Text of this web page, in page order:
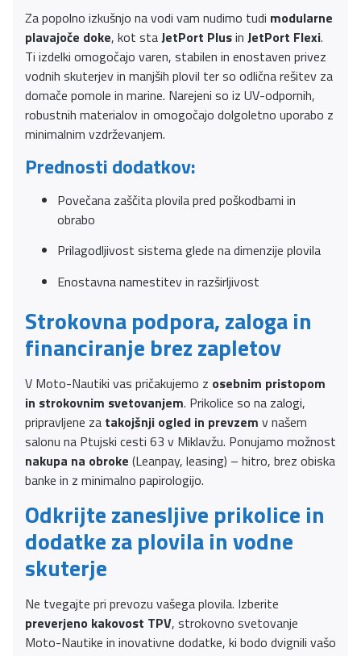
Za popolno izkušnjo na vodi vam nudimo tudi modularne
plavajoče doke, kot staJetPort Plusin JetPort Flexi.
Ti izdelki omogočajo varen, stabilen in enostaven privez
vodnih skuterjev in manjših plovil ter so odlična rešitev za
domače pomole in marine. Narejeni so iz UV-odpornih,
robustnih materialov in omogočajo dolgoletno uporabo z
minimalnim vzdrževanjem.
Prednosti dodatkov:
Povečana zaščita plovila pred poškodbami in
obrabo
Prilagodljivost sistema glede na dimenzije plovila
Enostavna namestitev in razširljivost
Strokovna podpora, zaloga in
financiranje brez zapletov
V Moto-Nautiki vas pričakujemo z osebnim pristopom
in strokovnim svetovanjem. Prikolice so na zalogi,
pripravljene za takojšnji ogled in prevzem v našem
salonu na Ptujski cesti 63 v Miklavžu. Ponujamo možnost
nakupa na obroke (Leanpay, leasing) – hitro, brez obiska
banke in z minimalno papirologijo.
Odkrijte zanesljive prikolice in
dodatke za plovila in vodne
skuterje
Ne tvegajte pri prevozu vašega plovila. Izberite
preverjeno kakovost TPV, strokovno svetovanje
Moto-Nautike in inovativne dodatke, ki bodo dvignili vašo